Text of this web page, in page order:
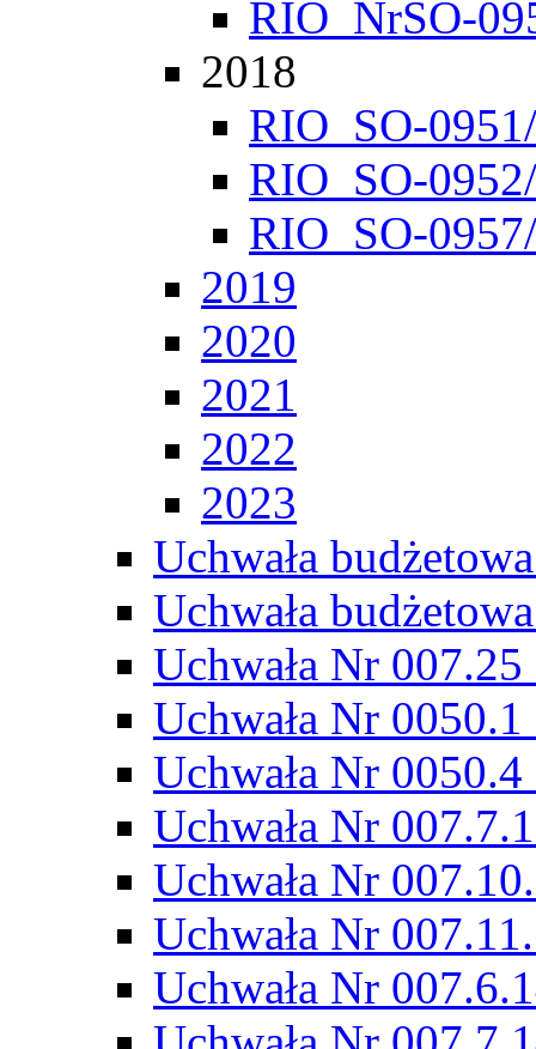
RIO_NrSO-
2018
RIO_SO-
RIO_SO-
RIO_SO-
2019
2020
2021
2022
2023
Uchwała
Uchwała
Uchwała Nr
Uchwała Nr
Uchwała Nr
Uchwała Nr
Uchwała Nr
Uchwała Nr
Uchwała Nr